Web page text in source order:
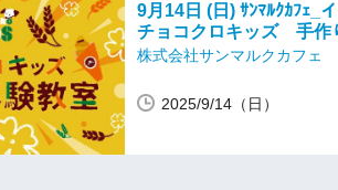
9月14日 (日) ｻﾝﾏﾙｸｶﾌｪ_
チョコクロキッズ 手作
株式会社サンマルクカフェ
2025/9/14（日）